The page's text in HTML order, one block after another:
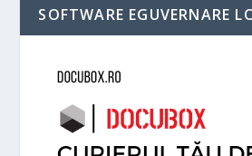
SOFTWARE EGUVERNARE